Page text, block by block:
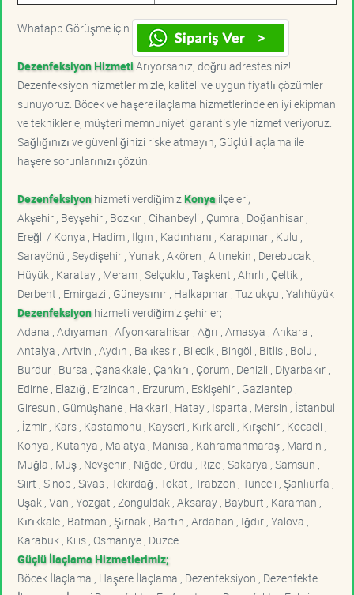
Whatapp Görüşme için
Dezenfeksiyon HizmetiArıyorsanız, doğru adrestesiniz!
Dezenfeksiyon hizmetlerimizle, kaliteli ve uygun fiyatlı çözümler
sunuyoruz. Böcek ve haşere ilaçlama hizmetlerinde en iyi ekipman
ve tekniklerle, müşteri memnuniyeti garantisiyle hizmet veriyoruz.
Sağlığınızı ve güvenliğinizi riske atmayın, Güçlü İlaçlama ile
haşere sorunlarınızı çözün!
Dezenfeksiyonhizmeti verdiğimiz Konya ilçeleri;
Akşehir , Beyşehir , Bozkır , Cihanbeyli , Çumra , Doğanhisar ,
Ereğli / Konya , Hadim , Ilgın , Kadınhanı , Karapınar , Kulu ,
Sarayönü , Seydişehir , Yunak , Akören , Altınekin , Derebucak ,
Hüyük , Karatay , Meram , Selçuklu , Taşkent , Ahırlı , Çeltik ,
Derbent , Emirgazi , Güneysınır , Halkapınar , Tuzlukçu , Yalıhüyük
Dezenfeksiyonhizmeti verdiğimiz şehirler;
Adana , Adıyaman , Afyonkarahisar , Ağrı , Amasya , Ankara ,
Antalya , Artvin , Aydın , Balıkesir , Bilecik , Bingöl , Bitlis , Bolu ,
Burdur , Bursa , Çanakkale , Çankırı , Çorum , Denizli , Diyarbakır ,
Edirne , Elazığ , Erzincan , Erzurum , Eskişehir , Gaziantep ,
Giresun , Gümüşhane , Hakkari , Hatay , Isparta , Mersin , İstanbul
, İzmir , Kars , Kastamonu , Kayseri , Kırklareli , Kırşehir , Kocaeli ,
Konya , Kütahya , Malatya , Manisa , Kahramanmaraş , Mardin ,
Muğla , Muş , Nevşehir , Niğde , Ordu , Rize , Sakarya , Samsun ,
Siirt , Sinop , Sivas , Tekirdağ , Tokat , Trabzon , Tunceli , Şanlıurfa ,
Uşak , Van , Yozgat , Zonguldak , Aksaray , Bayburt , Karaman ,
Kırıkkale , Batman , Şırnak , Bartın , Ardahan , Iğdır , Yalova ,
Karabük , Kilis , Osmaniye , Düzce
Güçlü İlaçlama Hizmetlerimiz;
Böcek İlaçlama , Haşere İlaçlama , Dezenfeksiyon , Dezenfekte